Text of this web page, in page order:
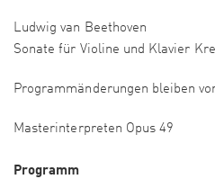
Ludwig van Beethoven
Sonate für Violine und Klavier
Programmänderungen bleiben
Masterinterpreten Opus 49
​​​​Programm